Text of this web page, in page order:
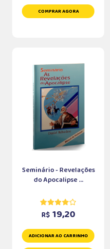
COMPRAR AGORA
Seminário - Revelações
do Apocalipse ...
R$ 19,20
ADICIONAR AO CARRINHO